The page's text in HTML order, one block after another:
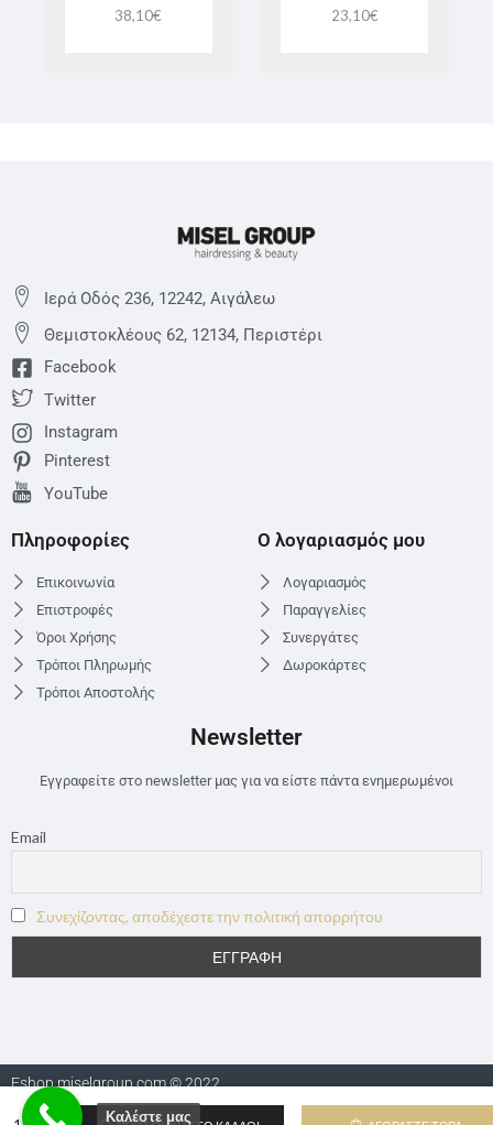
38,10€ 23,10€
Ιερά Οδός 236, 12242, Αιγάλεω
Θεμιστoκλέους 62, 12134, Περιστέρι
Facebook
Twitter
Instagram
Pinterest
YouTube
Πληροφορίες
Επικοινωνία
Επιστροφές
Όροι Χρήσης
Τρόποι Πληρωμής
Τρόποι Αποστολής
Ο λογαριασμός μου
Λογαριασμός
Παραγγελίες
Συνεργάτες
Δωροκάρτες
Newsletter
Εγγραφείτε στο newsletter μας για να είστε πάντα ενημερωμένοι
Email
Συνεχίζοντας, αποδέχεστε την πολιτική απορρήτου
Eshop.miselgroup.com © 2022
Καλέστε μας